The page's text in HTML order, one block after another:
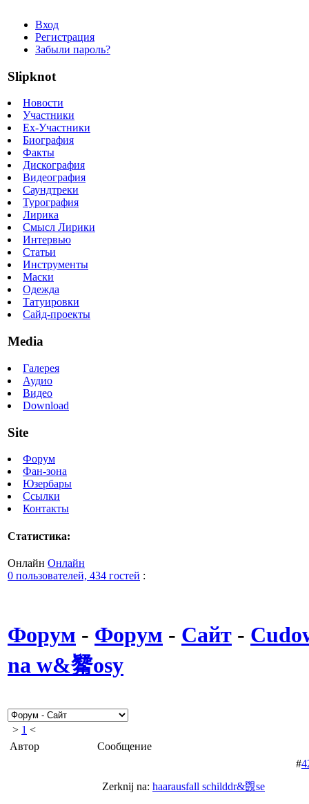
Вход
Регистрация
Забыли пароль?
Slipknot
Новости
Участники
Ex-Участники
Биография
Факты
Дискография
Видеография
Саундтреки
Турография
Лирика
Смысл Лирики
Интервью
Статьи
Инструменты
Маски
Одежда
Татуировки
Сайд-проекты
Media
Галерея
Аудио
Видео
Download
Site
Форум
Фан-зона
Юзербары
Ссылки
Контакты
Статистика:
Онлайн Онлайн
0 пользователей, 434 гостей :
Форум - Форум - Сайт -
na w&觺osy
> 1 <
Автор
Сообщение
#
Zerknij na: haarausfall schilddr&覴se